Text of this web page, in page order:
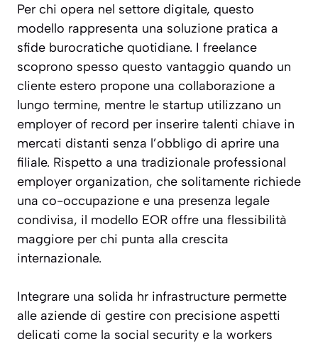
Per chi opera nel settore digitale, questo
modello rappresenta una soluzione pratica a
sfide burocratiche quotidiane. I freelance
scoprono spesso questo vantaggio quando un
cliente estero propone una collaborazione a
lungo termine, mentre le startup utilizzano un
employer of record per inserire talenti chiave in
mercati distanti senza l’obbligo di aprire una
filiale. Rispetto a una tradizionale professional
employer organization, che solitamente richiede
una co-occupazione e una presenza legale
condivisa, il modello EOR offre una flessibilità
maggiore per chi punta alla crescita
internazionale.
Integrare una solida hr infrastructure permette
alle aziende di gestire con precisione aspetti
delicati come la social security e la workers